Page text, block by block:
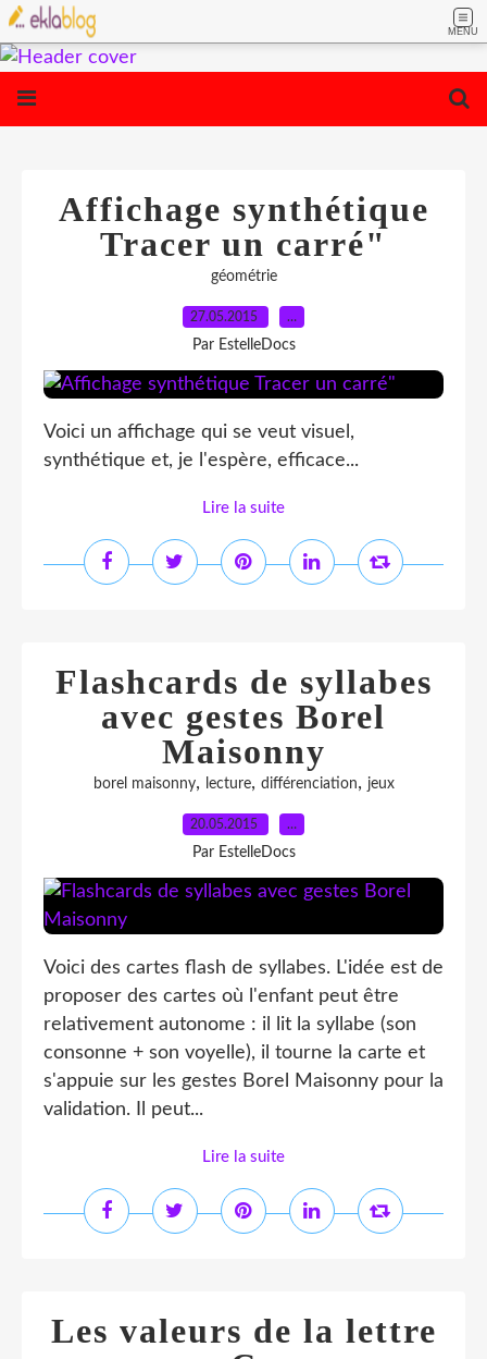
MENU
Affichage synthétique
Tracer un carré"
géométrie
27.05.2015 …
Par EstelleDocs
Voici un affichage qui se veut visuel,
synthétique et, je l'espère, efficace...
Lire la suite
Flashcards de syllabes
avec gestes Borel
Maisonny
borel maisonny, lecture, différenciation, jeux
20.05.2015 …
Par EstelleDocs
Voici des cartes flash de syllabes. L'idée est de
proposer des cartes où l'enfant peut être
relativement autonome : il lit la syllabe (son
consonne + son voyelle), il tourne la carte et
s'appuie sur les gestes Borel Maisonny pour la
validation. Il peut...
Lire la suite
Les valeurs de la lettre